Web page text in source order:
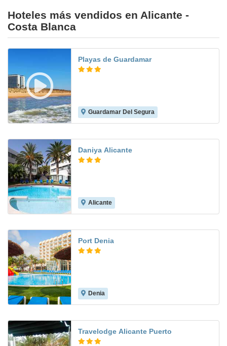
Hoteles más vendidos en Alicante -
Costa Blanca
Playas de Guardamar
Guardamar Del Segura
Daniya Alicante
Alicante
Port Denia
Denia
Travelodge Alicante Puerto